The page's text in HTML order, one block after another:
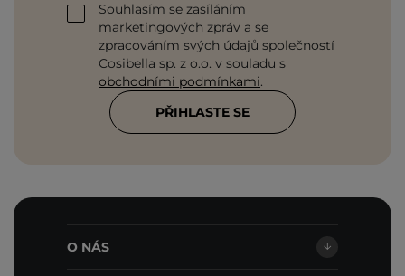
Souhlasím se zasíláním
marketingových zpráv a se
zpracováním svých údajů společností
Cosibella sp. z o.o. v souladu s
obchodními podmínkami.
PŘIHLASTE SE
O NÁS